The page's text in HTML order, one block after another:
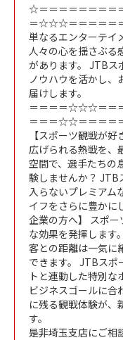
☆＝＝＝＝＝＝＝＝
＝☆☆☆＝＝＝＝＝＝
単なるエンターテイ
人々の心を揺さぶる
があります。 JTBス
ノウハウを活かし
届けします。
＝＝＝＝☆☆☆＝＝
＝＝＝☆☆＝＝＝＝
【スポーツ観戦が
広げられる熱戦を、
空間で、選手たちの
験しませんか？ JTB
入らないプレミアム
イフをさらに豊かに
企業の方へ】 スポ
な効果を発揮します
客との距離は一気に
できます。 JTBスポ
トと連動した特別な
ビジネスゴールに合
に残る観戦体験が、
す。
是非埼玉支店にご相